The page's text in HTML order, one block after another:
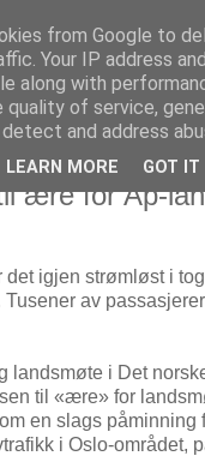
2009
tunnelen
ære for Ap-
det igjen strømløst i
Tusener av
landsmøte i Det
til «ære» for
en slags påminning
i Oslo-området,
from Google to
Your IP address
along with
of service,
and address
LEARN MORE GOT IT